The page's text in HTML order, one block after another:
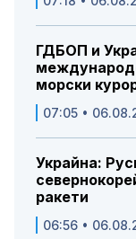
ГДБОП и
морски
07:05 •
Украйна:
ракети
06:56 •